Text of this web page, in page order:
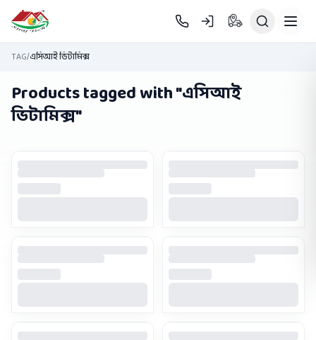
Skip to main content
TAG/এসিআই ভিটামিক্স
Products tagged with "এসিআই
ভিটামিক্স"